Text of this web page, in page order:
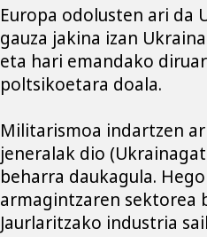
Europa odolusten ari da
gauza jakina izan
eta hari emandako
poltsikoetara doala.
Militarismoa indartzen
jeneralak dio
beharra daukagula.
armagintzaren sektorea
Jaurlaritzako industria